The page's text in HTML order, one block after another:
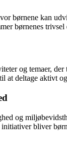
børnene kan
børnenes
og temaer,
at deltage aktivt
og
bliver